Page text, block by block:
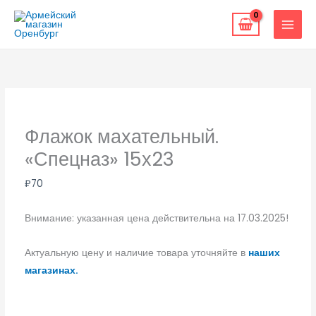
Перейти
содержимому
Флажок махательный.
«Спецназ» 15х23
₽70
Внимание: указанная цена действительна на 17.03.2025!
Актуальную цену и наличие товара уточняйте в наших
магазинах.